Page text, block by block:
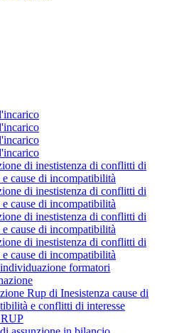
di inestistenza di conflitti di
e cause di incompatibilità
di inestistenza di conflitti di
e cause di incompatibilità
di inestistenza di conflitti di
e cause di incompatibilità
di inestistenza di conflitti di
e cause di incompatibilità
formatori
Rup di Inesistenza cause di
e conflitti di interesse